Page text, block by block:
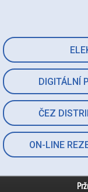
DIGITÁLNÍ
ČEZ
ON-LINE